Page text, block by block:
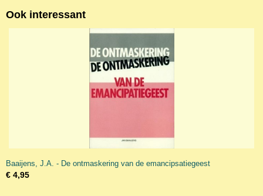
Ook interessant
Baaijens, J.A. - De ontmaskering van de emancipsatiegeest
€ 4,95